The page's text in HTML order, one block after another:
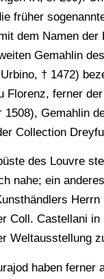
früher
dem Namen der
Gemahlin
† 1472)
Florenz, ferner
1508), Gemahlin
Collection
des Louvre
nahe; ein
Herrn
Coll. Castellani in
Weltausstellung
haben ferner